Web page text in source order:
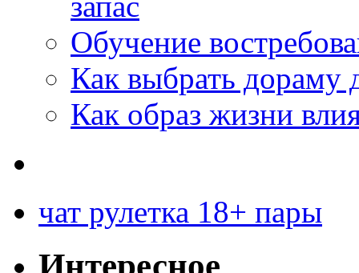
Обучение
Как выбрать дораму
Как образ жизни
чат рулетка 18+ пары
Интересное